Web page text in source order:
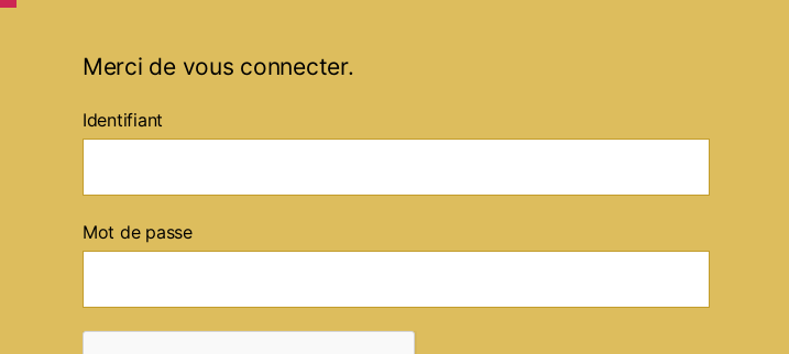
Merci de vous connecter.
Identifiant
Mot de passe